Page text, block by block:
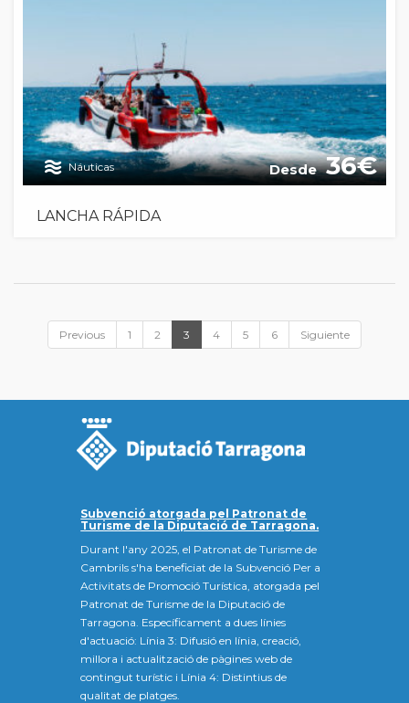
Náuticas Desde 36
LANCHA RÁPIDA
Previous 1 2 3 4 5 6 Siguiente
Subvenció atorgada pel Patronat de
Turisme de la Diputació de Tarragona.
Durant l'any 2025, el Patronat de Turisme de
Cambrils s'ha beneficiat de la Subvenció Per a
Activitats de Promoció Turística, atorgada pel
Patronat de Turisme de la Diputació de
Tarragona. Específicament a dues línies
d'actuació: Línia 3: Difusió en línia, creació,
millora i actualització de pàgines web de
contingut turístic i Línia 4: Distintius de
qualitat de platges.